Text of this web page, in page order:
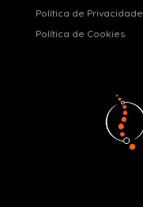
Política de Privacidade
Política de Cookies